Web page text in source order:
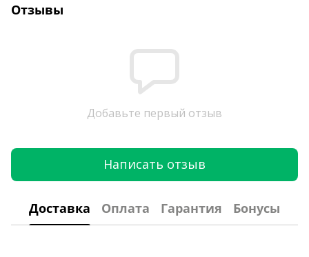
Отзывы
Добавьте первый отзыв
Написать отзыв
Доставка Оплата Гарантия Бонусы